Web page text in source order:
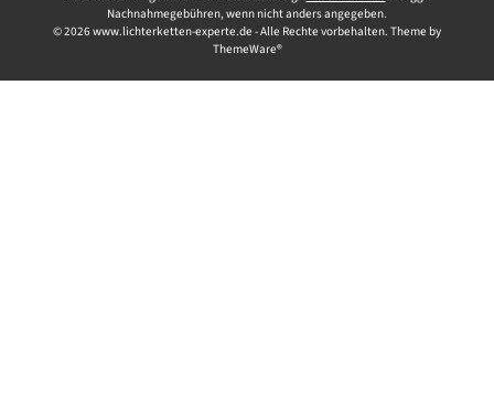
Nachnahmegebühren, wenn nicht anders angegeben.
© 2026 www.lichterketten-experte.de - Alle Rechte vorbehalten. Theme by
ThemeWare®